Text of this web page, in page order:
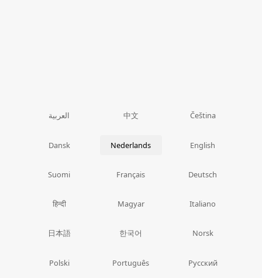
العربية 中文 Čeština
Dansk Nederlands English
Suomi Français Deutsch
हिन्दी Magyar Italiano
日本語 한국어 Norsk
Polski Português Русский